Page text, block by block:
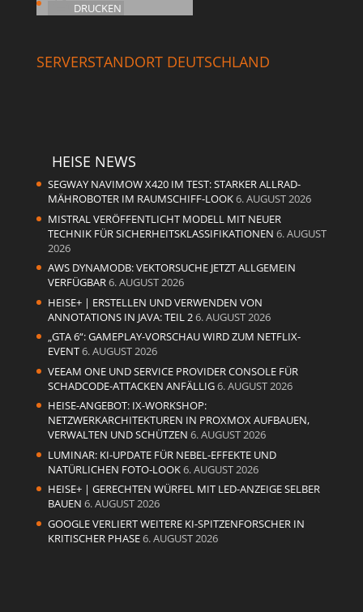
DRUCKEN
SERVERSTANDORT DEUTSCHLAND
HEISE NEWS
SEGWAY NAVIMOW X420 IM TEST: STARKER ALLRAD-
MÄHROBOTER IM RAUMSCHIFF-LOOK6. AUGUST 2026
MISTRAL VERÖFFENTLICHT MODELL MIT NEUER
TECHNIK FÜR SICHERHEITSKLASSIFIKATIONEN 6. AUGUST
2026
AWS DYNAMODB: VEKTORSUCHE JETZT ALLGEMEIN
VERFÜGBAR6. AUGUST 2026
HEISE+ | ERSTELLEN UND VERWENDEN VON
ANNOTATIONS IN JAVA: TEIL 26. AUGUST 2026
„GTA 6“: GAMEPLAY-VORSCHAU WIRD ZUM NETFLIX-
EVENT6. AUGUST 2026
VEEAM ONE UND SERVICE PROVIDER CONSOLE FÜR
SCHADCODE-ATTACKEN ANFÄLLIG6. AUGUST 2026
HEISE-ANGEBOT: IX-WORKSHOP:
NETZWERKARCHITEKTUREN IN PROXMOX AUFBAUEN,
VERWALTEN UND SCHÜTZEN 6. AUGUST 2026
LUMINAR: KI-UPDATE FÜR NEBEL-EFFEKTE UND
NATÜRLICHEN FOTO-LOOK6. AUGUST 2026
HEISE+ | GERECHTEN WÜRFEL MIT LED-ANZEIGE SELBER
BAUEN 6. AUGUST 2026
GOOGLE VERLIERT WEITERE KI-SPITZENFORSCHER IN
KRITISCHER PHASE6. AUGUST 2026